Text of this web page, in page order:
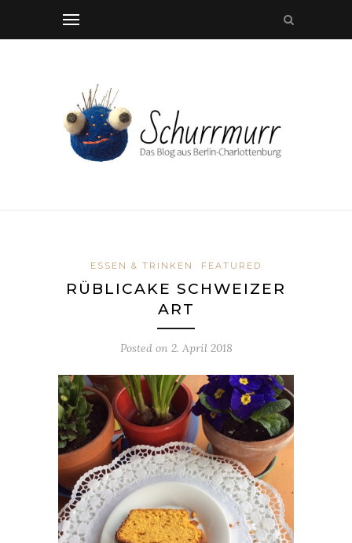
ESSEN & TRINKEN FEATURED
RÜBLICAKE SCHWEIZER
ART
Posted on 2. April 2018